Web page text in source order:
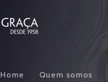
Home Quem somos